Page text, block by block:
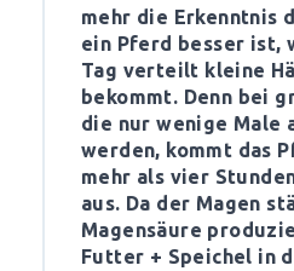
mehr die Erkenntnis
ein Pferd besser ist,
Tag verteilt kleine
bekommt. Denn bei
die nur wenige Male
werden, kommt das
mehr als vier
aus. Da der Magen
Magensäure
Futter + Speichel in